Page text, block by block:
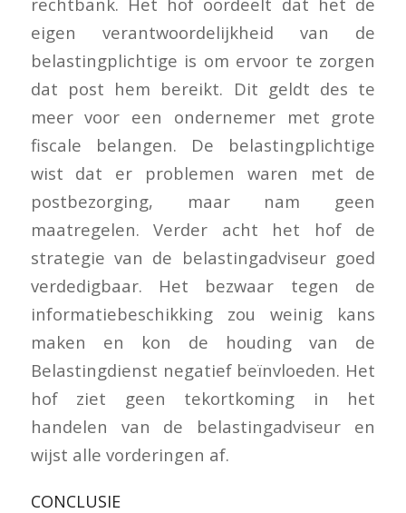
eigen verantwoordelijkheid van de
belastingplichtige is om ervoor te zorgen
dat post hem bereikt. Dit geldt des te
meer voor een ondernemer met grote
fiscale belangen. De belastingplichtige
wist dat er problemen waren met de
postbezorging, maar nam geen
maatregelen. Verder acht het hof de
strategie van de belastingadviseur goed
verdedigbaar. Het bezwaar tegen de
informatiebeschikking zou weinig kans
maken en kon de houding van de
Belastingdienst negatief beïnvloeden. Het
hof ziet geen tekortkoming in het
handelen van de belastingadviseur en
wijst alle vorderingen af.
CONCLUSIE